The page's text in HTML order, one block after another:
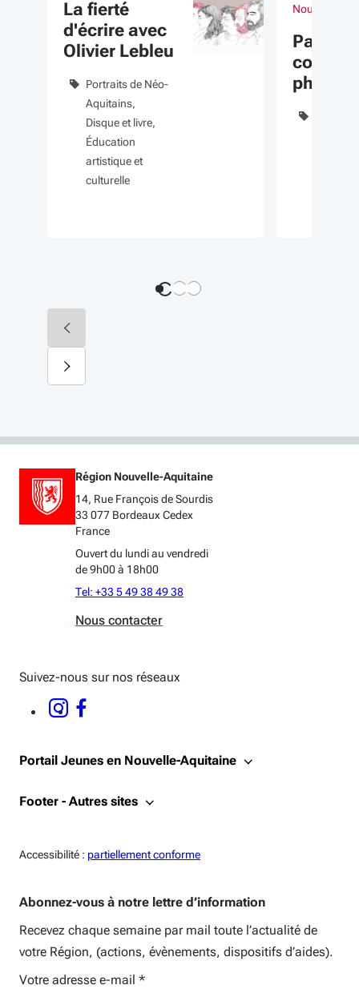
La fierté
d'écrire avec
Olivier Lebleu
Portraits de Néo-
Aquitains
Disque et livre
Éducation
artistique et
culturelle
Nouvelle-
photo
Poils,
évènement
Du 13 avr au
Région Nouvelle-Aquitaine
14, Rue François de Sourdis
33 077 Bordeaux Cedex
France
Ouvert du lundi au vendredi
de 9h00 à 18h00
Tel: +33 5 49 38 49 38
Nous contacter
Suivez-nous sur nos réseaux
INSTAGRAM - OUVERTURE DANS UNE NOUVELLE FENÊTRE
FACEBOOK - OUVERTURE DANS UNE NOUVELLE FENÊTRE
Portail Jeunes en Nouvelle-Aquitaine
Footer - Autres sites
Accessibilité : Accessiblité:
partiellement conforme
Abonnez-vous à notre lettre d’information
Recevez chaque semaine par mail toute l’actualité de
votre Région, (actions, évènements, dispositifs d’aides).
Votre adresse e-mail *